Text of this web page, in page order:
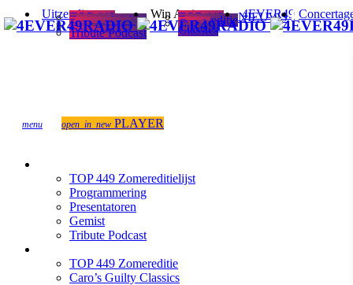
Uitzendingen
TOP 449
Zomereditielijst
Programmering
Presentatoren
Gemist
Tribute Podcast
Win Acties
TOP 449
Zomereditie
Caro’s
Guilty
Classics
4EVER49
NIEUWS
menu open_in_new PLAYER
TOP 449 Zomereditielijst
Programmering
Presentatoren
Gemist
Tribute Podcast
TOP 449 Zomereditie
Caro’s Guilty Classics